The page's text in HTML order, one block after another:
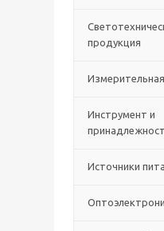
продукция
Инструмент и
Источники